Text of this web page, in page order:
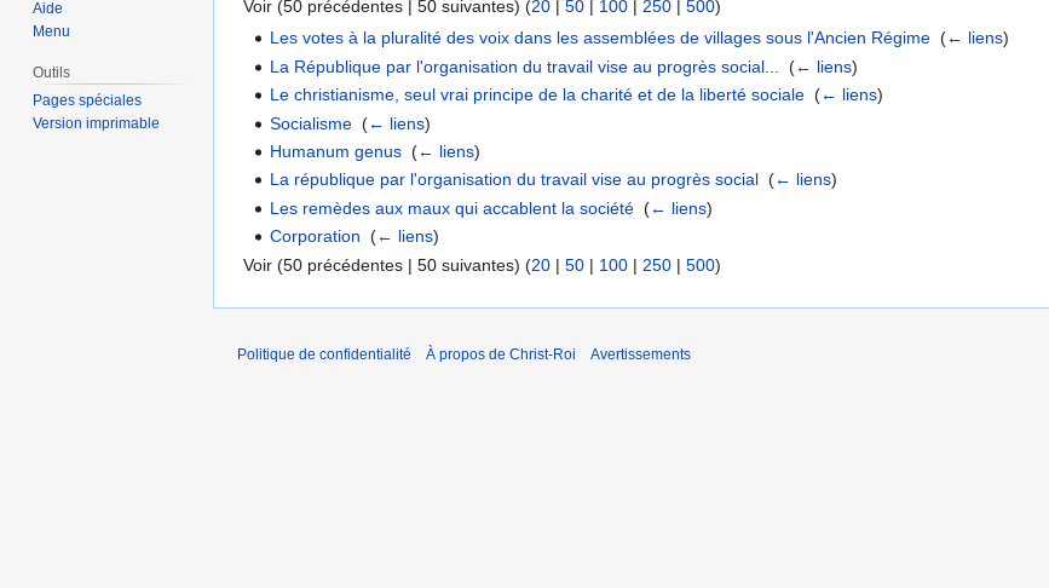
Voir (50 précédentes | 50 suivantes) (20 | 50 | 100 | 250 | 500)
Les votes à la pluralité des voix dans les assemblées de villages sous l'Ancien Régime ‎(← liens)
La République par l'organisation du travail vise au progrès social...
‎(← liens)
Le christianisme, seul vrai principe de la charité et de la liberté sociale ‎(← liens)
Socialisme ‎(← liens)
Humanum genus ‎(← liens)
La république par l'organisation du travail vise au progrès social ‎(← liens)
Les remèdes aux maux qui accablent la société ‎(← liens)
Corporation ‎(← liens)
Voir (50 précédentes | 50 suivantes) (20 | 50 | 100 | 250 | 500)
Aide
Menu
Outils
Pages spéciales
Version imprimable
Politique de confidentialité À propos de Christ-Roi Avertissements